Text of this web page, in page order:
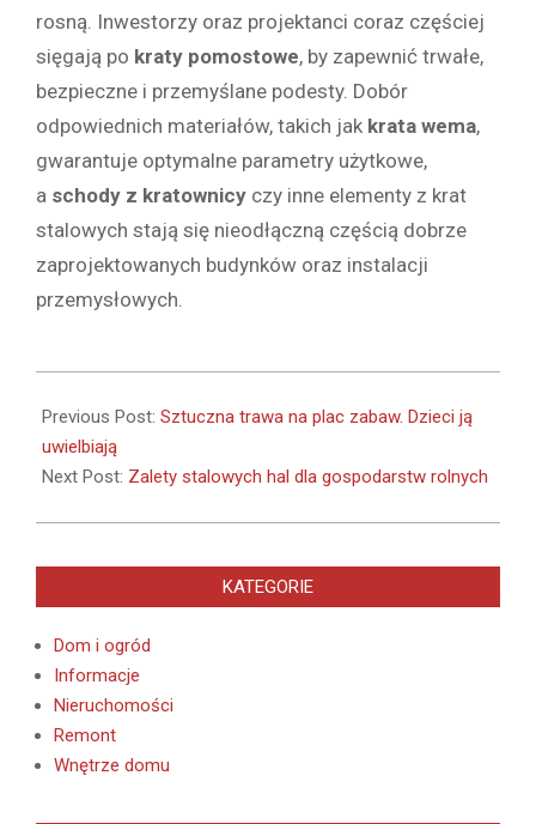
rosną. Inwestorzy oraz projektanci coraz częściej
sięgają po kraty pomostowe, by zapewnić trwałe,
bezpieczne i przemyślane podesty. Dobór
odpowiednich materiałów, takich jak krata wema,
gwarantuje optymalne parametry użytkowe,
a schody z kratownicy czy inne elementy z krat
stalowych stają się nieodłączną częścią dobrze
zaprojektowanych budynków oraz instalacji
przemysłowych.
12-
19
Previous Post: Sztuczna trawa na plac zabaw. Dzieci ją
uwielbiają
Next Post: Zalety stalowych hal dla gospodarstw rolnych
KATEGORIE
Dom i ogród
Informacje
Nieruchomości
Remont
Wnętrze domu